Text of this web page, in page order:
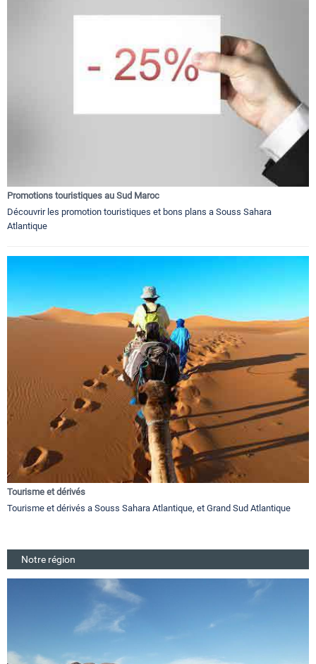
Promotions touristiques au Sud Maroc
Découvrir les promotion touristiques et bons plans a Souss Sahara
Atlantique
Tourisme et dérivés
Tourisme et dérivés a Souss Sahara Atlantique, et Grand Sud Atlantique
Notre région